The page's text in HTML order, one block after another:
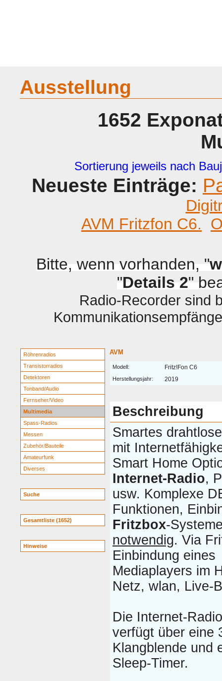
Ausstellung
1652
Sortierung jeweils nach
Neueste Einträge:
AVM Fritzfon C6.
Bitte, wenn vorhanden, "
"Details 2"
Radio-Recorder sind
Röhrenradios
Transistorradios
Detektoren
Tonband/Audio
Fernseher/Video
Multimedia
Spass-Radios
Messen
Zubehör/Bauteile
Amateurfunk
Diverses
Suche
Gesamtliste (1652)
Hinweise
AVM
Modell: Fritz!Fon C6
Herstellungsjahr: 2019
Beschreibung
Smartes
mit
Smart Home
Internet-Radio,
usw. Komplexe
Funktionen,
Fritzbox-
notwendig. Via
Einbindung eines
Mediaplayers im
Netz, wlan, Live-
Die Internet-
verfügt über eine
Klangblende und
Sleep-Timer.